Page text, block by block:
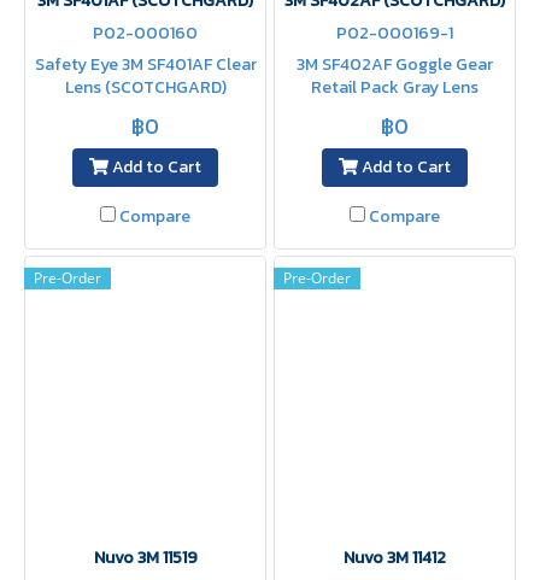
P02-000160
Safety Eye 3M SF401AF Clear
Lens (SCOTCHGARD)
฿0
Add to Cart
Compare
P02-000169-1
3M SF402AF Goggle Gear
Retail Pack Gray Lens
฿0
Add to Cart
Compare
Pre-Order
Nuvo 3M 11519
Pre-Order
Nuvo 3M 11412